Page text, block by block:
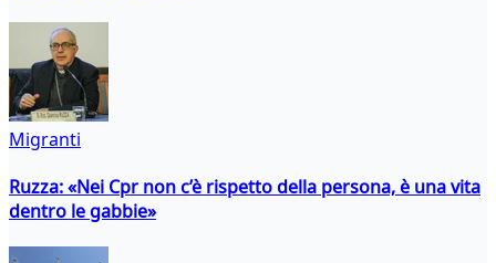
Migranti
Ruzza: «Nei Cpr non c’è rispetto della persona, è una vita
dentro le gabbie»